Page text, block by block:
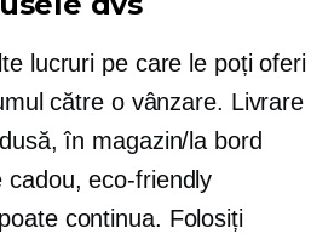
lucruri pe care le poți oferi
către o vânzare. Livrare
în magazin/la bord
cadou,eco-friendly
continua. Folosiți